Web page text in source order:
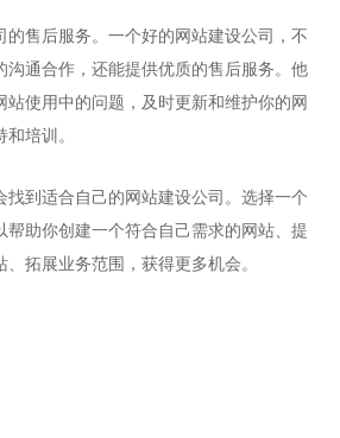
的售后服务。一个好的网站建设公司，不
沟通合作，还能提供优质的售后服务。他
站使用中的问题，及时更新和维护你的网
培训。
找到适合自己的网站建设公司。选择一个
帮助你创建一个符合自己需求的网站、提
拓展业务范围，获得更多机会。